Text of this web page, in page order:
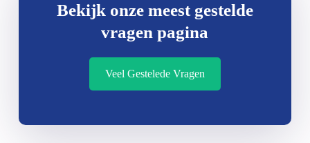
Bekijk onze meest gestelde
vragen pagina
Veel Gestelede Vragen